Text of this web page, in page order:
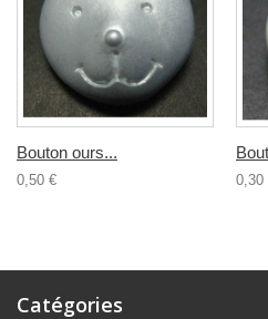
Bouton ours...
0,50 € 0,30
Catégories